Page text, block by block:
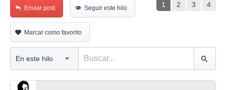
1 2 3 4
Enviar post Seguir este hilo
Marcar como favorito